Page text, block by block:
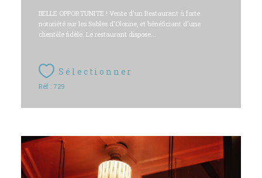
BELLE OPPORTUNITE ! Vente d'un Restaurant à forte
notoriété sur les Sables d'Olonne, et bénéficiant d'une
clientèle fidèle. Le restaurant dispose...
Sélectionner
Réf : 729